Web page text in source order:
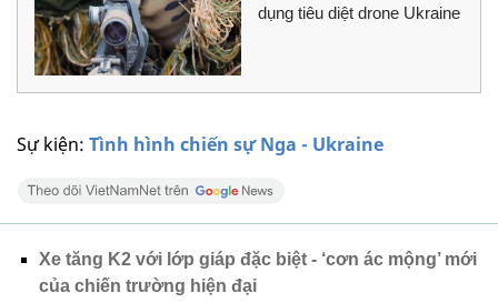
Sự kiện: Tình hình chiến sự Nga - Ukraine
dụng tiêu diệt drone Ukraine
Xe tăng K2 với lớp giáp đặc biệt - ‘cơn ác mộng’ mới
của chiến trường hiện đại